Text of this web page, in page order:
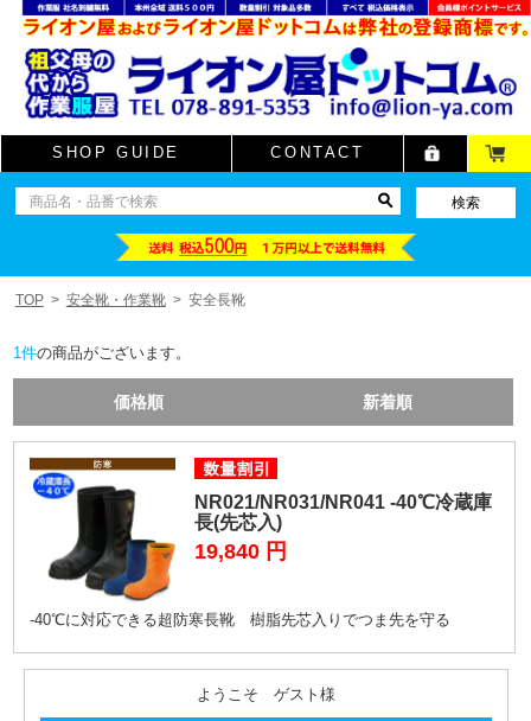
SHOP GUIDE CONTACT
TOP 安全靴・作業靴 安全長靴
1件の商品がございます。
価格順 新着順
NR021/NR031/NR041 -40℃冷蔵庫
長(先芯入)
19,840 円
-40℃に対応できる超防寒長靴 樹脂先芯入りでつま先を守る
ようこそ ゲスト様